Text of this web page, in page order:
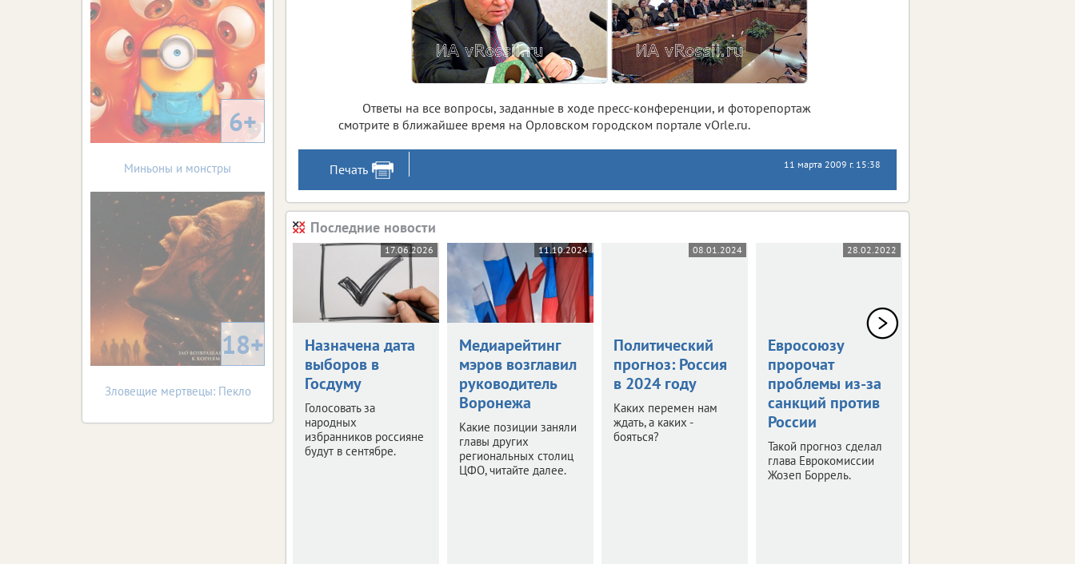
Ответы на все вопросы, заданные в ходе пресс-конференции, и фоторепортаж
смотрите в ближайшее время на Орловском городском портале vOrle.ru.
Печать 11 марта 2009 г. 15:38
Последние новости
17.06.2026
Назначена дата
выборов в
Госдуму
Голосовать за
народных
избранников россияне
будут в сентябре.
11.10.2024
Медиарейтинг
мэров возглавил
руководитель
Воронежа
Какие позиции заняли
главы других
региональных столиц
ЦФО, читайте далее.
08.01.2024
Политический
прогноз: Россия
в 2024 году
Каких перемен нам
ждать, а каких -
бояться?
28.02.2022
Евросоюзу
пророчат
проблемы из-за
санкций против
России
Такой прогноз сделал
глава Еврокомиссии
Жозеп Боррель.
6+
Миньоны и монстры
18+
Зловещие мертвецы: Пекло